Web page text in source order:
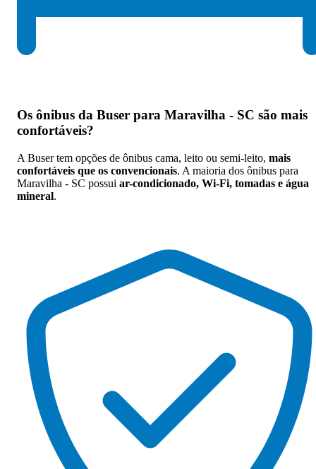
Os ônibus da Buser para Maravilha - SC são mais
confortáveis?
A Buser tem opções de ônibus cama, leito ou semi-leito, mais
confortáveis que os convencionais. A maioria dos ônibus para
Maravilha - SC possui ar-condicionado, Wi-Fi, tomadas e água
mineral.